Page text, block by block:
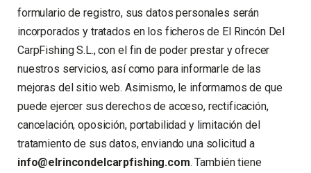
formulario de registro, sus datos personales serán
incorporados y tratados en los ficheros de El Rincón Del
CarpFishing S.L., con el fin de poder prestar y ofrecer
nuestros servicios, así como para informarle de las
mejoras del sitio web. Asimismo, le informamos de que
puede ejercer sus derechos de acceso, rectificación,
cancelación, oposición, portabilidad y limitación del
tratamiento de sus datos, enviando una solicitud a
info@elrincondelcarpfishing.com. También tiene